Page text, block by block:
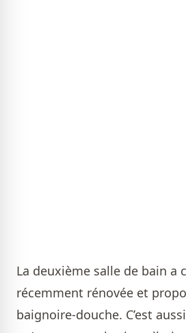
La deuxième salle de bain a
récemment rénovée et
baignoire-douche. C’est